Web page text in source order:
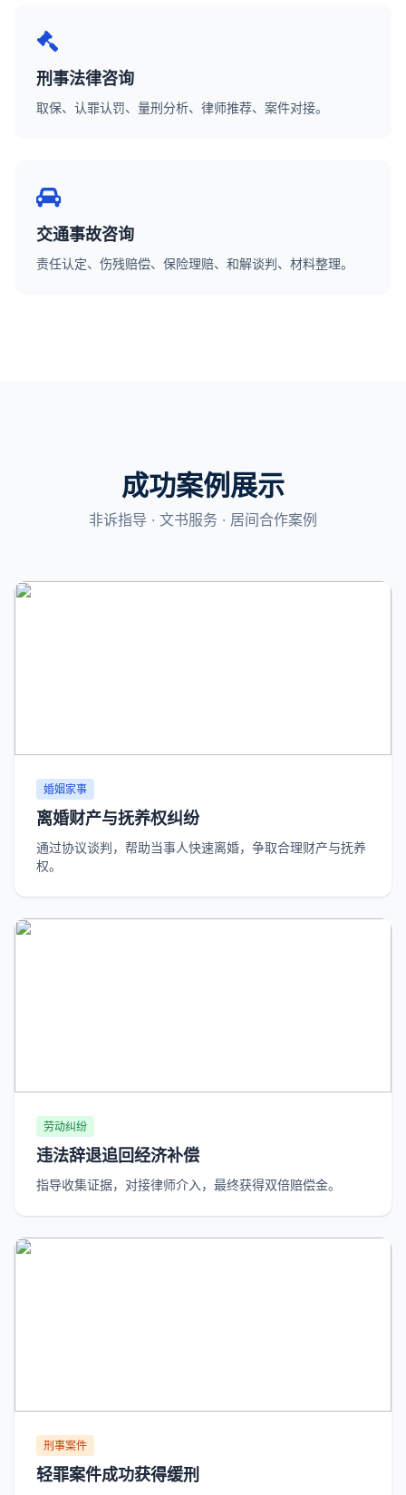
刑事法律咨询
取保、认罪认罚、量刑分析、律师推荐、案件对接。
交通事故咨询
责任认定、伤残赔偿、保险理赔、和解谈判、材料整理。
成功案例展示
非诉指导 · 文书服务 · 居间合作案例
婚姻家事
离婚财产与抚养权纠纷
通过协议谈判，帮助当事人快速离婚，争取合理财产与抚养
权。
劳动纠纷
违法辞退追回经济补偿
指导收集证据，对接律师介入，最终获得双倍赔偿金。
刑事案件
轻罪案件成功获得缓刑